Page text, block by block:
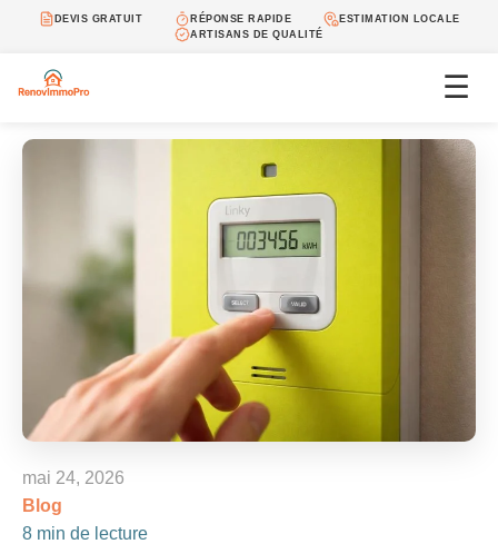
DEVIS GRATUIT RÉPONSE RAPIDE
ESTIMATION LOCALE
ARTISANS DE QUALITÉ
☰
mai 24, 2026
Blog
8 min de lecture